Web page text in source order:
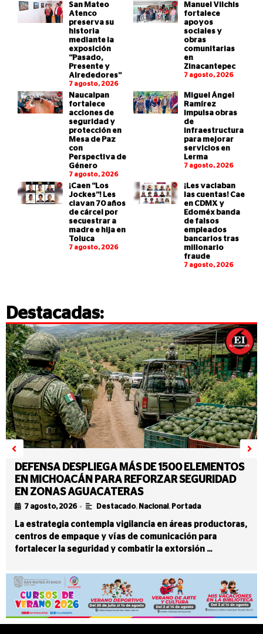
San Mateo
Atenco
preserva su
historia
mediante la
exposición
“Pasado,
Presente y
Alrededores”
7 agosto, 2026
Manuel Vilchis
fortalece
apoyos
sociales y
obras
comunitarias
en
Zinacantepec
7 agosto, 2026
Naucalpan
fortalece
acciones de
seguridad y
protección en
Mesa de Paz
con
Perspectiva de
Género
7 agosto, 2026
Miguel Ángel
Ramírez
impulsa obras
de
infraestructura
para mejorar
servicios en
Lerma
7 agosto, 2026
¡Caen “Los
Jockes”! Les
clavan 70 años
de cárcel por
secuestrar a
madre e hija en
Toluca
7 agosto, 2026
¡Les vaciaban
las cuentas! Cae
en CDMX y
Edoméx banda
de falsos
empleados
bancarios tras
millonario
fraude
7 agosto, 2026
Destacadas:
DEFENSA DESPLIEGA MÁS DE 1500 ELEMENTOS
EN MICHOACÁN PARA REFORZAR SEGURIDAD
EN ZONAS AGUACATERAS
7 agosto, 2026 • Destacado, Nacional , Portada
La estrategia contempla vigilancia en áreas productoras,
centros de empaque y vías de comunicación para
fortalecer la seguridad y combatir la extorsión …